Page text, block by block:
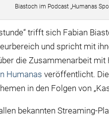
Biastoch im Podcast „Humanas
trifft sich Fabian
und spricht mit
die Zusammenarbeit
Humanas veröffentlicht.
in den Folgen von
bekannten Streaming-